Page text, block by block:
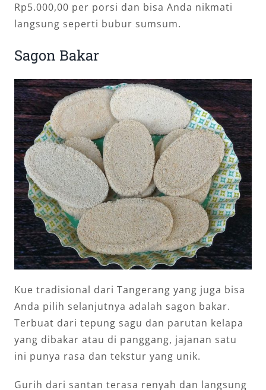
Rp5.000,00 per porsi dan bisa Anda nikmati
langsung seperti bubur sumsum.
Sagon Bakar
Kue tradisional dari Tangerang yang juga bisa
Anda pilih selanjutnya adalah sagon bakar.
Terbuat dari tepung sagu dan parutan kelapa
yang dibakar atau di panggang, jajanan satu
ini punya rasa dan tekstur yang unik.
Gurih dari santan terasa renyah dan langsung